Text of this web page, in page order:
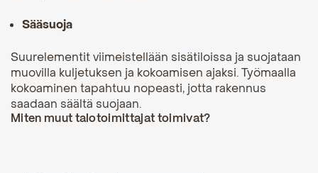
Sääsuoja
Suurelementit viimeistellään sisätiloissa ja suojataan
muovilla kuljetuksen ja kokoamisen ajaksi. Työmaalla
kokoaminen tapahtuu nopeasti, jotta rakennus
saadaan säältä suojaan.
Miten muut talotoimittajat toimivat?